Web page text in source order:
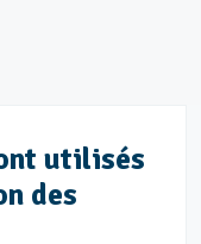
utilisés
des